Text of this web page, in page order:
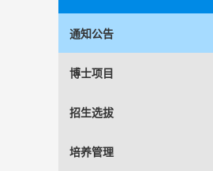
通知公告
博士项目
招生选拔
培养管理